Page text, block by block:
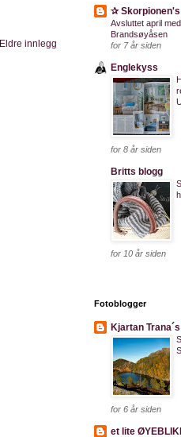
Eldre innlegg
✰
Avsluttet april
Brandsøyåsen
for 7 år siden
Englekyss
for 8 år siden
Britts blogg
for 10 år siden
Fotoblogger
Kjartan
for 6 år siden
et lite